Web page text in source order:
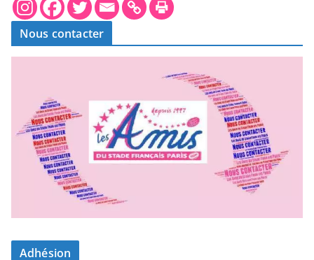
Nous contacter
Adhésion